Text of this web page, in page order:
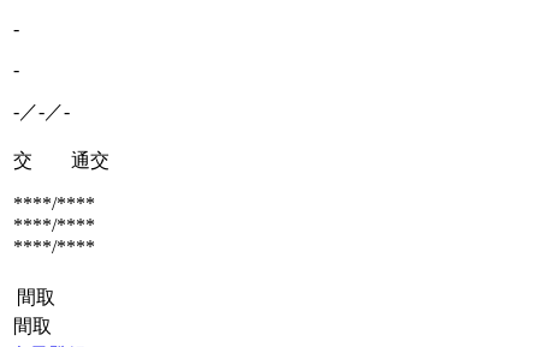
-
-
-／-／-
交 通交
****/****
****/****
****/****
間取
間取